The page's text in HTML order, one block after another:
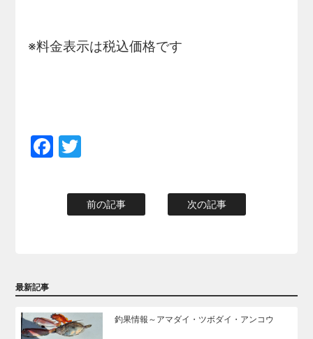
※料金表示は税込価格です
Facebook
前の記事 次の記事
最新記事
釣果情報～アマダイ・ツボダイ・アンコウ